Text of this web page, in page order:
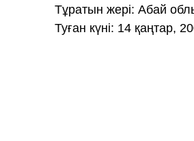
Тұратын жері: Абай
Туған күні: 14 қаңтар,